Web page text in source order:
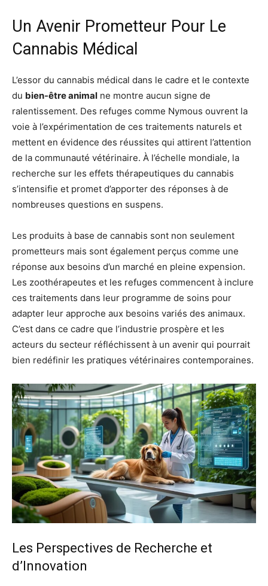
Un Avenir Prometteur Pour Le
Cannabis Médical
L’essor du cannabis médical dans le cadre et le contexte
du bien-être animal ne montre aucun signe de
ralentissement. Des refuges comme Nymous ouvrent la
voie à l’expérimentation de ces traitements naturels et
mettent en évidence des réussites qui attirent l’attention
de la communauté vétérinaire. À l’échelle mondiale, la
recherche sur les effets thérapeutiques du cannabis
s’intensifie et promet d’apporter des réponses à de
nombreuses questions en suspens.
Les produits à base de cannabis sont non seulement
prometteurs mais sont également perçus comme une
réponse aux besoins d’un marché en pleine expension.
Les zoothérapeutes et les refuges commencent à inclure
ces traitements dans leur programme de soins pour
adapter leur approche aux besoins variés des animaux.
C’est dans ce cadre que l’industrie prospère et les
acteurs du secteur réfléchissent à un avenir qui pourrait
bien redéfinir les pratiques vétérinaires contemporaines.
Les Perspectives de Recherche et
d’Innovation